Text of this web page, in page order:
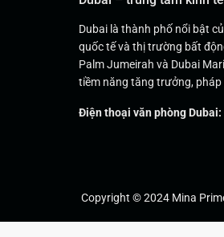
Dubai là thành phố nổi bật
quốc tế và thị trường bất
Palm Jumeirah và Dubai
tiềm năng tăng trưởng, pháp
Điện thoại văn phòng Dubai:
Copyright © 2024 Mina